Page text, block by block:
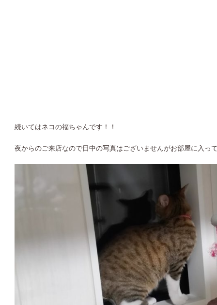
続いてはネコの福ちゃんです！！
夜からのご来店なので日中の写真はございませんがお部屋に入っ